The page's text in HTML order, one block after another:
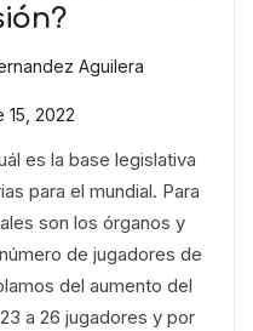
Aguilera
15, 2022
es la base legislativa
para el mundial. Para
son los órganos y
de jugadores de
del aumento del
a 26 jugadores y por